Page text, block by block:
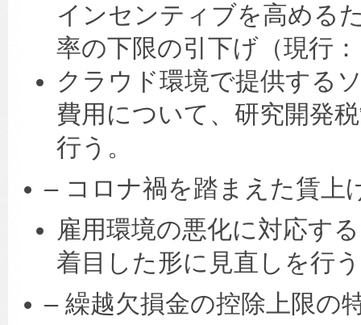
インセンティブを高める
率の下限の引下げ（現行
クラウド環境で提供する
費用について、研究開発
行う。
– コロナ禍を踏まえた賃上
雇用環境の悪化に対応す
着目した形に見直しを行
– 繰越欠損金の控除上限の